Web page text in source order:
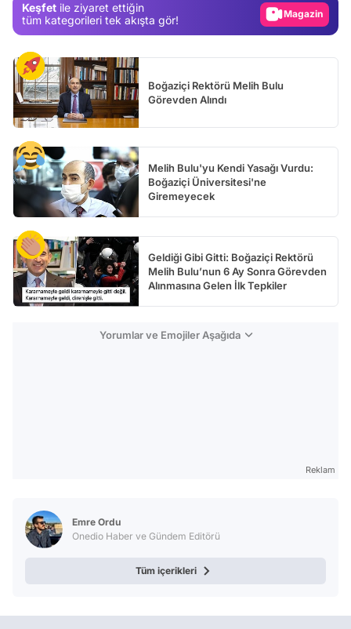
Keşfet ile ziyaret ettiğin
tüm kategorileri tek akışta gör!
Video
Boğaziçi Rektörü Melih Bulu
Görevden Alındı
Melih Bulu'yu Kendi Yasağı Vurdu:
Boğaziçi Üniversitesi'ne
Giremeyecek
Geldiği Gibi Gitti: Boğaziçi Rektörü
Melih Bulu’nun 6 Ay Sonra Görevden
Alınmasına Gelen İlk Tepkiler
Yorumlar ve Emojiler Aşağıda
Reklam
Emre Ordu
Onedio Haber ve Gündem Editörü
Tüm içerikleri